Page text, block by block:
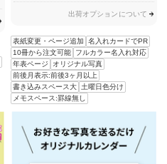
出荷オプションについて
表紙変更・ページ追加
名入れカードでPR
10冊から注文可能
フルカラー名入れ対応
年表ページ
オリジナル写真
前後月表示:前後3ヶ月以上
書き込みスペース大 土曜日色分け
メモスペース:罫線無し